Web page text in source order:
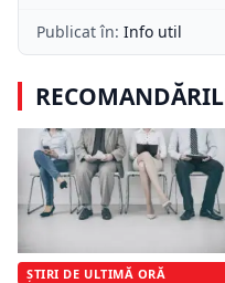
Publicat în: Info util
ȘTIRI DE ULTIMĂ ORĂ